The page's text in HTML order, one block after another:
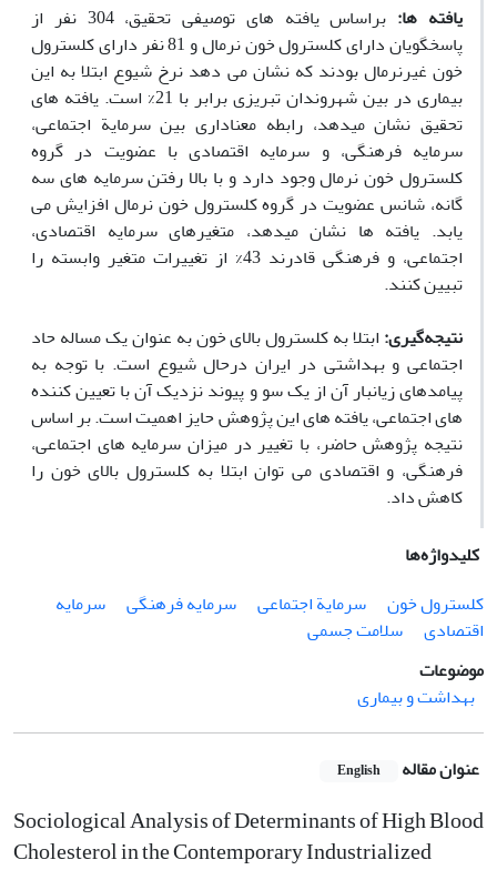
یافته ها:
براساس یافته های توصیفی تحقیق، 304 نفر از
پاسخگویان دارای کلسترول خون نرمال و 81 نفر دارای کلسترول
خون غیرنرمال بودند که نشان می دهد نرخ شیوع ابتلا به این
بیماری در بین شهروندان تبریزی برابر با 21% است. یافته های
تحقیق نشان میدهد، رابطه معناداری بین سرمایة اجتماعی،
سرمایه فرهنگی، و سرمایه اقتصادی با عضویت در گروه
کلسترول خون نرمال وجود دارد و با بالا رفتن سرمایه های سه
گانه، شانس عضویت در گروه کلسترول خون نرمال افزایش می
یابد. یافته ها نشان میدهد، متغیرهای سرمایه اقتصادی،
اجتماعی، و فرهنگی قادرند 43% از تغییرات متغیر وابسته را
تبیین کنند.
نتیجه‌گیری: ابتلا به کلسترول بالای خون به عنوان یک مساله حاد
اجتماعی و بهداشتی در ایران درحال شیوع است. با توجه به
پیامدهای زیانبار آن از یک سو و پیوند نزدیک آن با تعیین کننده
های اجتماعی، یافته های این پژوهش حایز اهمیتاست. بر اساس
نتیجه پژوهش حاضر، با تغییر در میزان سرمایه های اجتماعی،
فرهنگی، و اقتصادی می توان ابتلا به کلسترول بالای خون را
کاهش داد.
کلیدواژه‌ها
کلسترول خون
سرمایة اجتماعی سرمایه فرهنگی
سرمایه
اقتصادی
سلامت جسمی
موضوعات
بهداشت و بیماری
عنوان مقاله English
Sociological Analysis of Determinants of High Blood
Cholesterol in the Contemporary Industrialized